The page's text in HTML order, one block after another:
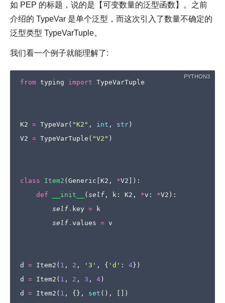
如 PEP 的标题，说的是【可变数量的泛型函数】。之前
介绍的 TypeVar 是单个泛型，而这次引入了数量不确定的
泛型类型 TypeVarTuple。
我们看一个例子就能理解了:
from typing import TypeVarTuple
K2 = TypeVar( "K2" , int , str )
V2 = TypeVarTuple ( "V2" )
class Item2 ( Generic K2 , *V2 ]):
def
__init__ ( self , k : K2 , *v : *V2 ):
self . key =
k
self . values = v
d = Item2 ( 1 , 2 , '3' , { 'd' : 4 })
d
= Item2 ( 1 , 2 , 3 , 4 )
d
= Item2 ( 1 , {}, set (),
[])